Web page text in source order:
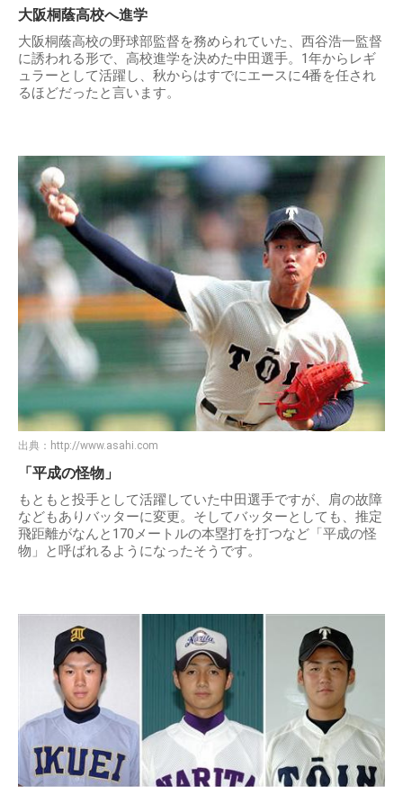
大阪桐蔭高校へ進学
大阪桐蔭高校の野球部監督を務められていた、西谷浩一監督
に誘われる形で、高校進学を決めた中田選手。1年からレギ
ュラーとして活躍し、秋からはすでにエースに4番を任され
るほどだったと言います。
出典： http://www.asahi.com
「平成の怪物」
もともと投手として活躍していた中田選手ですが、肩の故障
などもありバッターに変更。そしてバッターとしても、推定
飛距離がなんと170メートルの本塁打を打つなど「平成の怪
物」と呼ばれるようになったそうです。